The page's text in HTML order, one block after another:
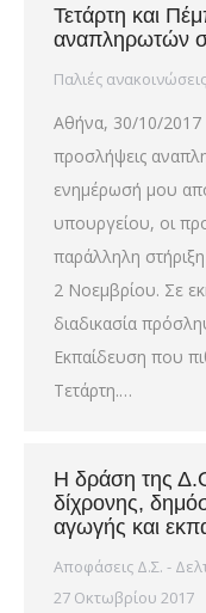
Τετάρτη και
αναπληρωτών
Παλιές ανακοινώσεις
Αθήνα, 30/10/2017
προσλήψεις
ενημέρωσή μου
υπουργείου, οι
παράλληλη
2 Νοεμβρίου. Σε
διαδικασία
Εκπαίδευση που
Τετάρτη.…
Η δράση της
δίχρονης,
αγωγής και
Αποφάσεις Δ.Σ. -
27 Οκτωβρίου 2017